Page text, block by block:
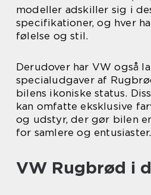
modeller adskiller sig i
specifikationer, og hver
følelse og stil.
Derudover har VW også
specialudgaver af
bilens ikoniske status.
kan omfatte eksklusive
og udstyr, der gør bilen
for samlere og entusiaster.
VW Rugbrød i